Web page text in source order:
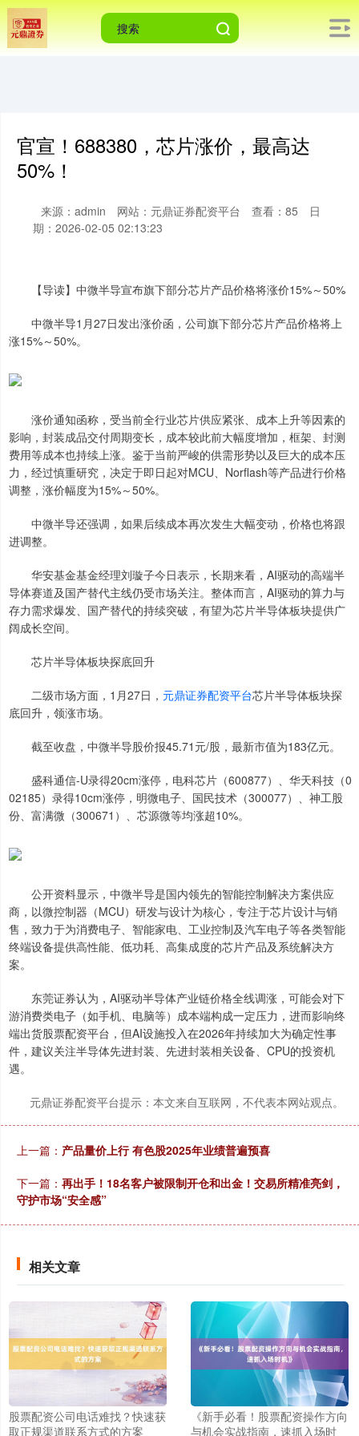
官宣！688380，芯片涨价，最高达
50%！
来源：admin 网站：元鼎证券配资平台 查看：85
日
期：2026-02-05 02:13:23
【导读】中微半导宣布旗下部分芯片产品价格将涨价15%～50%
中微半导1月27日发出涨价函，公司旗下部分芯片产品价格将上
涨15%～50%。
涨价通知函称，受当前全行业芯片供应紧张、成本上升等因素的
影响，封装成品交付周期变长，成本较此前大幅度增加，框架、封测
费用等成本也持续上涨。鉴于当前严峻的供需形势以及巨大的成本压
力，经过慎重研究，决定于即日起对MCU、Norflash等产品进行价格
调整，涨价幅度为15%～50%。
中微半导还强调，如果后续成本再次发生大幅变动，价格也将跟
进调整。
华安基金基金经理刘璇子今日表示，长期来看，AI驱动的高端半
导体赛道及国产替代主线仍受市场关注。整体而言，AI驱动的算力与
存力需求爆发、国产替代的持续突破，有望为芯片半导体板块提供广
阔成长空间。
芯片半导体板块探底回升
二级市场方面，1月27日， 元鼎证券配资平台芯片半导体板块探
底回升，领涨市场。
截至收盘，中微半导股价报45.71元/股，最新市值为183亿元。
盛科通信-U录得20cm涨停，电科芯片（600877）、华天科技（0
02185）录得10cm涨停，明微电子、国民技术（300077）、神工股
份、富满微（300671）、芯源微等均涨超10%。
公开资料显示，中微半导是国内领先的智能控制解决方案供应
商，以微控制器（MCU）研发与设计为核心，专注于芯片设计与销
售，致力于为消费电子、智能家电、工业控制及汽车电子等各类智能
终端设备提供高性能、低功耗、高集成度的芯片产品及系统解决方
案。
东莞证券认为，AI驱动半导体产业链价格全线调涨，可能会对下
游消费类电子（如手机、电脑等）成本端构成一定压力，进而影响终
端出货股票配资平台，但AI设施投入在2026年持续加大为确定性事
件，建议关注半导体先进封装、先进封装相关设备、CPU的投资机
遇。
元鼎证券配资平台提示：本文来自互联网，不代表本网站观点。
上一篇： 产品量价上行 有色股2025年业绩普遍预喜
下一篇： 再出手！18名客户被限制开仓和出金！交易所精准亮剑，
守护市场“安全感”
相关文章
股票配资公司电话难找？快速获
取正规渠道联系方式的方案
《新手必看！股票配资操作方向
与机会实战指南，速抓入场时
沪深300 4702.02 +7.59 +0.16%